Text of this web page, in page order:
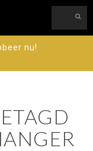
nu!